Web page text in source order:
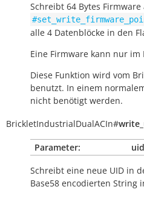
Schreibt 64 Bytes
alle 4 Datenblöcke in den
Eine Firmware kann nur
Diese Funktion wird vom
benutzt. In einem
nicht benötigt werden.
BrickletIndustrialDualACIn#
Parameter: uid
Schreibt eine neue UID in
Base58 encodierten String